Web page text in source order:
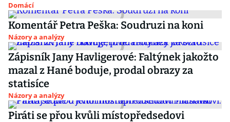
Domácí
Komentář Petra Peška: Soudruzi na koni
Názory a analýzy
Zápisník Jany Havligerové: Faltýnek jakožto
mazal z Hané boduje, prodal obrazy za
statisíce
Názory a analýzy
Piráti se přou kvůli místopředsedovi